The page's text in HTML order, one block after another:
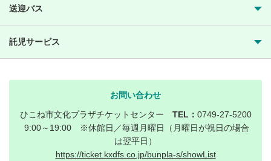
送迎バス
託児サービス
お問い合わせ
ひこね市文化プラザチケットセンター TEL： 0749-27-5200
9:00～19:00 ※休館日／毎週月曜日（月曜日が祝日の場合
は翌平日）
https://ticket.kxdfs.co.jp/bunpla-s/showList